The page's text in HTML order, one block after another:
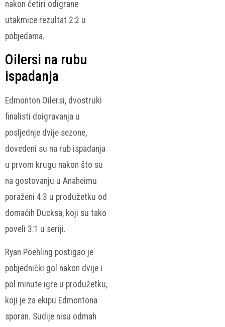
nakon četiri odigrane
utakmice rezultat 2:2 u
pobjedama.
Oilersi na rubu
ispadanja
Edmonton Oilersi, dvostruki
finalisti doigravanja u
posljednje dvije sezone,
dovedeni su na rub ispadanja
u prvom krugu nakon što su
na gostovanju u Anaheimu
poraženi 4:3 u produžetku od
domaćih Ducksa, koji su tako
poveli 3:1 u seriji.
Ryan Poehling postigao je
pobjednički gol nakon dvije i
pol minute igre u produžetku,
koji je za ekipu Edmontona
sporan. Sudije nisu odmah